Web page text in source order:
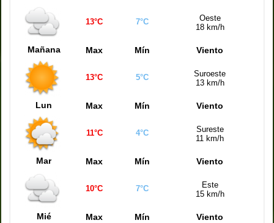
13°C 7°C
Oeste
18 km/h
Mañana Max Mín Viento
13°C 5°C
Suroeste
13 km/h
Lun Max Mín Viento
11°C 4°C
Sureste
11 km/h
Mar Max Mín Viento
10°C 7°C
Este
15 km/h
Mié Max Mín Viento